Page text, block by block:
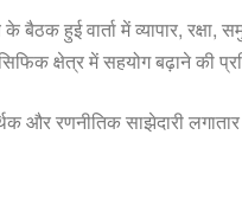
के बैठक हुई वार्ता में व्यापार,
क्षेत्र में सहयोग बढ़ाने की
और रणनीतिक साझेदारी